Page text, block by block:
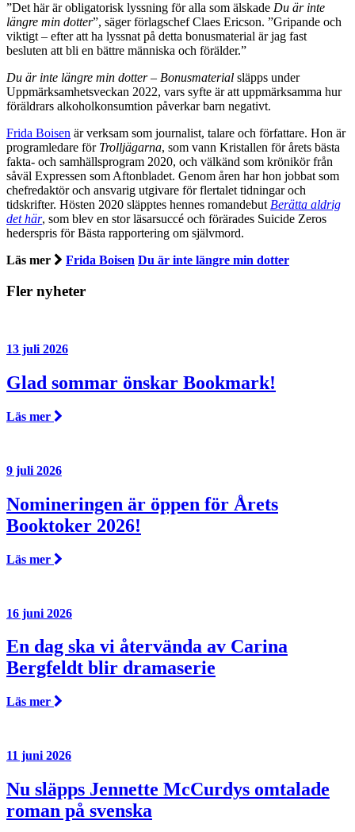
”Det här är obligatorisk lyssning för alla som älskade Du är inte
längre min dotter”, säger förlagschef Claes Ericson. ”Gripande och
viktigt – efter att ha lyssnat på detta bonusmaterial är jag fast
besluten att bli en bättre människa och förälder.”
Du är inte längre min dotter – Bonusmaterial släpps under
Uppmärksamhetsveckan 2022, vars syfte är att uppmärksamma hur
föräldrars alkoholkonsumtion påverkar barn negativt.
Frida Boisen är verksam som journalist, talare och författare. Hon är
programledare för Trolljägarna, som vann Kristallen för årets bästa
fakta- och samhällsprogram 2020, och välkänd som krönikör från
såväl Expressen som Aftonbladet. Genom åren har hon jobbat som
chefredaktör och ansvarig utgivare för flertalet tidningar och
tidskrifter. Hösten 2020 släpptes hennes romandebutBerätta aldrig
det här, som blev en stor läsarsuccé och förärades Suicide Zeros
hederspris för Bästa rapportering om självmord.
Läs mer
Frida Boisen Du är inte längre min dotter
Fler nyheter
13 juli 2026
Glad sommar önskar Bookmark!
Läs mer
9 juli 2026
Nomineringen är öppen för Årets
Booktoker 2026!
Läs mer
16 juni 2026
En dag ska vi återvända av Carina
Bergfeldt blir dramaserie
Läs mer
11 juni 2026
Nu släpps Jennette McCurdys omtalade
roman på svenska